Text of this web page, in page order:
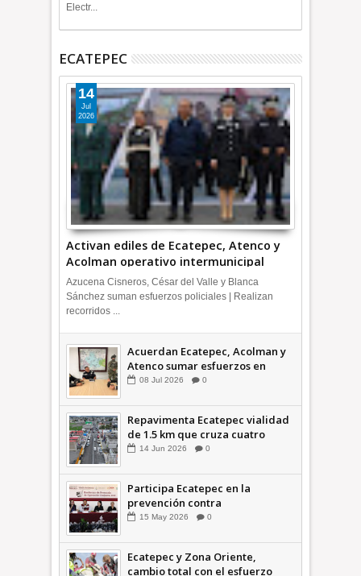
Electr...
ECATEPEC
Activan ediles de Ecatepec, Atenco y
Acolman operativo intermunicipal
14
Jul
2026
Azucena Cisneros, César del Valle y Blanca
Sánchez suman esfuerzos policiales | Realizan
recorridos ...
Acuerdan Ecatepec, Acolman y
Atenco sumar esfuerzos en
seguridad
08 Jul 2026 0
Repavimenta Ecatepec vialidad
de 1.5 km que cruza cuatro
comunidades +Video
14 Jun 2026 0
Participa Ecatepec en la
prevención contra
inundaciones en el Valle de
15 May 2026 0
Ecatepec y Zona Oriente,
cambio total con el esfuerzo